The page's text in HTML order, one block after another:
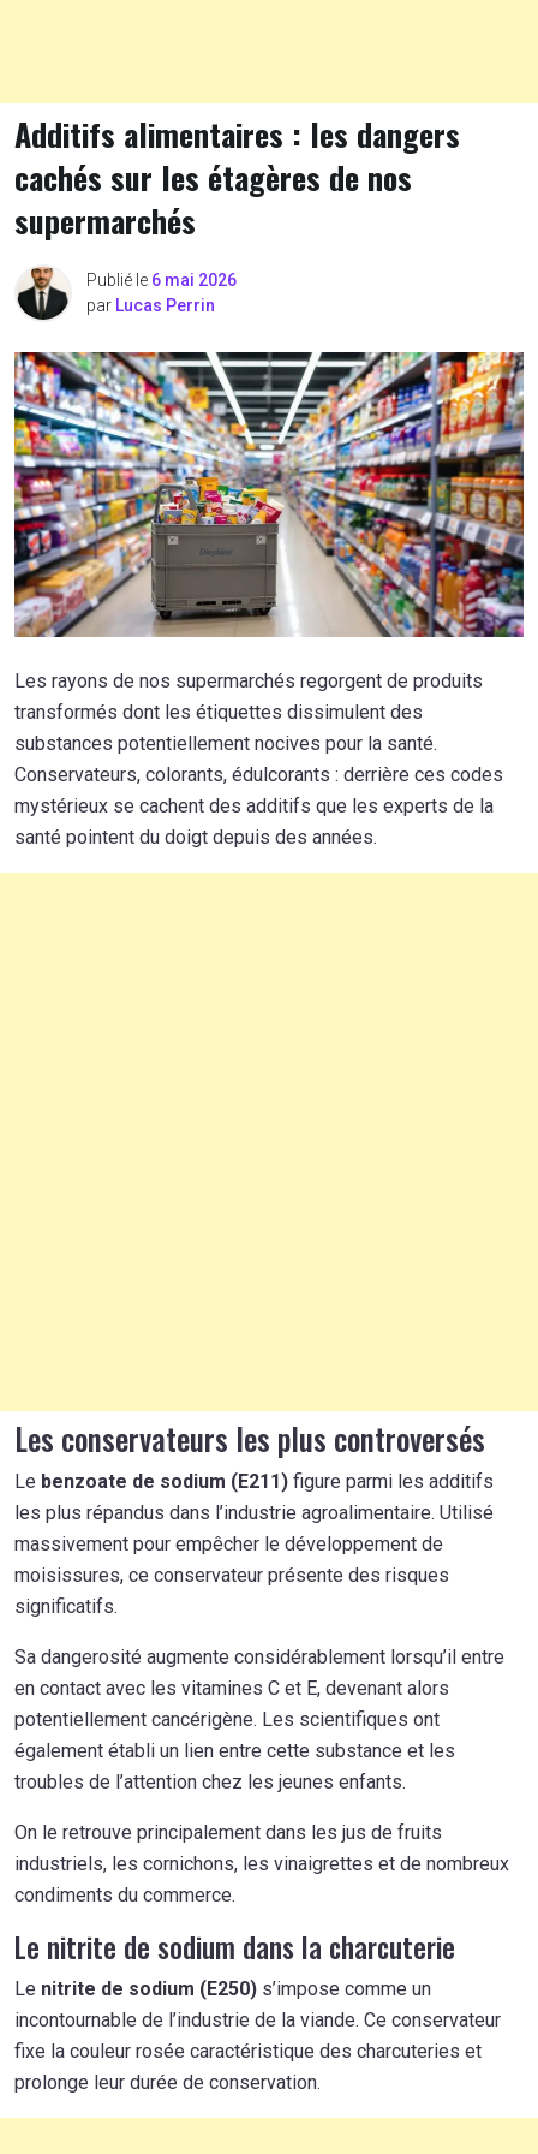
Additifs alimentaires : les dangers
cachés sur les étagères de nos
supermarchés
Publié le 6 mai 2026
par Lucas Perrin
Les rayons de nos supermarchés regorgent de produits
transformés dont les étiquettes dissimulent des
substances potentiellement nocives pour la santé.
Conservateurs, colorants, édulcorants : derrière ces codes
mystérieux se cachent des additifs que les experts de la
santé pointent du doigt depuis des années.
Les conservateurs les plus controversés
Le benzoate de sodium (E211) figure parmi les additifs
les plus répandus dans l’industrie agroalimentaire. Utilisé
massivement pour empêcher le développement de
moisissures, ce conservateur présente des risques
significatifs.
Sa dangerosité augmente considérablement lorsqu’il entre
en contact avec les vitamines C et E, devenant alors
potentiellement cancérigène. Les scientifiques ont
également établi un lien entre cette substance et les
troubles de l’attention chez les jeunes enfants.
On le retrouve principalement dans les jus de fruits
industriels, les cornichons, les vinaigrettes et de nombreux
condiments du commerce.
Le nitrite de sodium dans la charcuterie
Le nitrite de sodium (E250) s’impose comme un
incontournable de l’industrie de la viande. Ce conservateur
fixe la couleur rosée caractéristique des charcuteries et
prolonge leur durée de conservation.